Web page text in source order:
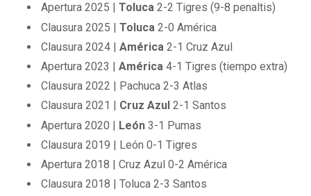
Apertura 2025 |Toluca2-2 Tigres (9-8 penaltis)
Clausura 2025 |Toluca2-0 América
Clausura 2024 |América2-1 Cruz Azul
Apertura 2023 |América4-1 Tigres (tiempo extra)
Clausura 2022 | Pachuca 2-3 Atlas
Clausura 2021 | Cruz Azul2-1 Santos
Apertura 2020 | León3-1 Pumas
Clausura 2019 | León 0-1 Tigres
Apertura 2018 | Cruz Azul 0-2 América
Clausura 2018 | Toluca 2-3 Santos